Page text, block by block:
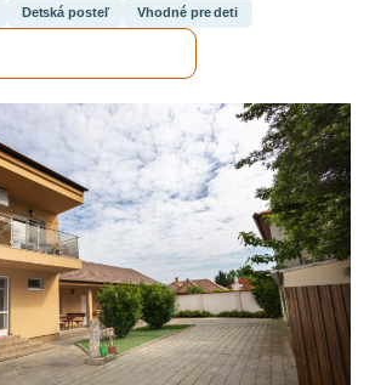
Detská posteľ Vhodné pre deti